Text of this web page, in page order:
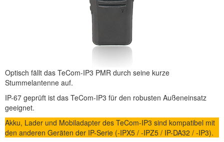
Optisch fällt das TeCom-IP3 PMR durch seine kurze
Stummelantenne auf.
IP-67 geprüft ist das TeCom-IP3 für den robusten Außeneinsatz
geeignet.
Akku, Lader und Mobiladapter des TeCom-IP3 sind kompatibel mit
den anderen Geräten der IP-Serie (-IPX5 / -IPZ5 / IP-DA32 / -IP3).